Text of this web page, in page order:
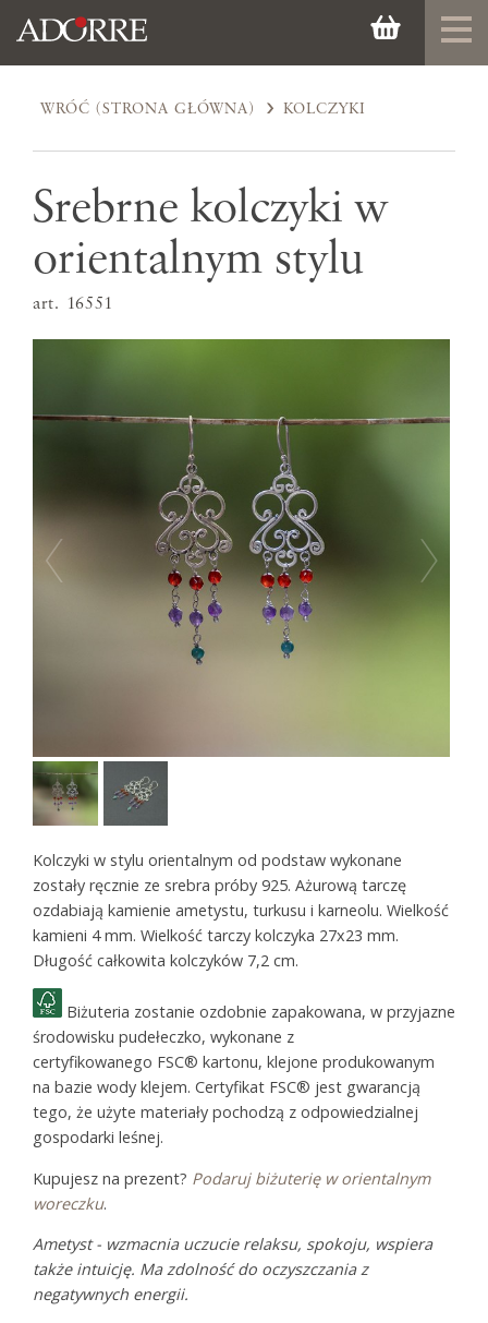
WRÓĆ (STRONA GŁÓWNA) KOLCZYKI
Srebrne kolczyki w
orientalnym stylu
art. 16551
Kolczyki w stylu orientalnym od podstaw wykonane
zostały ręcznie ze srebra próby 925. Ażurową tarczę
ozdabiają kamienie ametystu, turkusu i karneolu. Wielkość
kamieni 4 mm. Wielkość tarczy kolczyka 27x23 mm.
Długość całkowita kolczyków 7,2 cm.
Biżuteria zostanie ozdobnie zapakowana, w przyjazne
środowisku pudełeczko, wykonane z
certyfikowanego FSC® kartonu, klejone produkowanym
na bazie wody klejem. Certyfikat FSC® jest gwarancją
tego, że użyte materiały pochodzą z odpowiedzialnej
gospodarki leśnej.
Kupujesz na prezent? Podaruj biżuterię w orientalnym
woreczku.
Ametyst - wzmacnia uczucie relaksu, spokoju, wspiera
także intuicję. Ma zdolność do oczyszczania z
negatywnych energii.